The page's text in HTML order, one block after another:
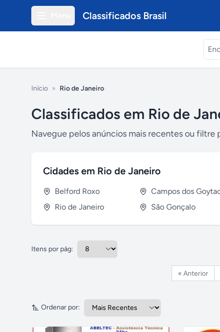
Classificados Brasil
Início » Rio de Janeiro
Classificados em Rio de
Navegue pelos anúncios mais recentes ou filtre
Cidades em Rio de Janeiro
Belford Roxo
Rio de Janeiro
São Gonçalo
Itens por pág:
« Anterior
Ordenar por: